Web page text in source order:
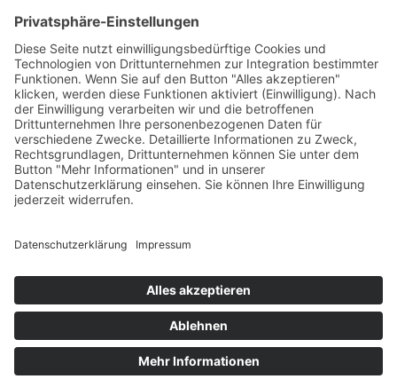
Zertifizierung
Unternehmensgruppe
Nutzung Demo Center |
Infoblatt DL-Info | Datenschutz | Sitemap